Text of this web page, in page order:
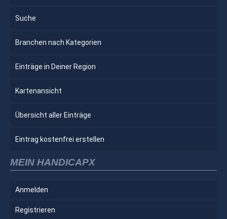
Suche
Branchen nach Kategorien
Einträge in Deiner Region
Kartenansicht
Übersicht aller Einträge
Eintrag kostenfrei erstellen
MEIN HANDICAPX
Anmelden
Registrieren